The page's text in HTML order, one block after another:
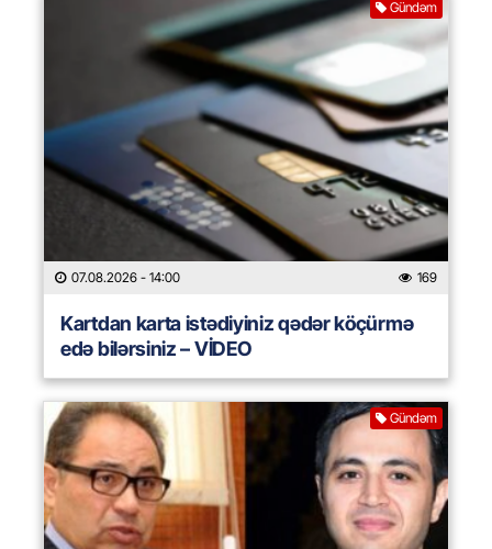
Gündəm
07.08.2026 - 14:00 169
Kartdan karta istədiyiniz qədər köçürmə
edə bilərsiniz – VİDEO
Gündəm